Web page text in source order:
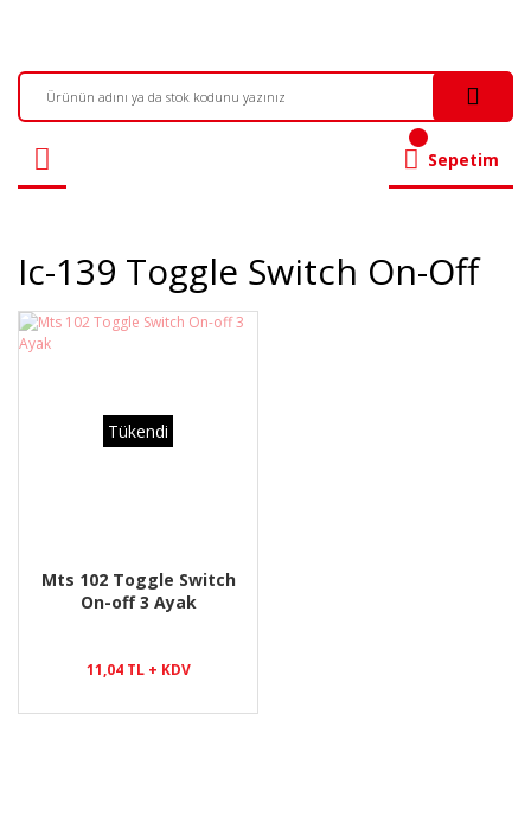
Sepetim
Ic-139 Toggle Switch On-Off
Tükendi
Mts 102 Toggle Switch
On-off 3 Ayak
11,04 TL + KDV